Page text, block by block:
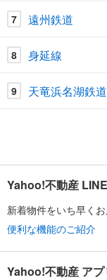
7 遠州鉄道
8 身延線
9 天竜浜名湖鉄道
Yahoo!不動産
新着物件をいち早くお
便利な機能のご紹介
Yahoo!不動産 アプ